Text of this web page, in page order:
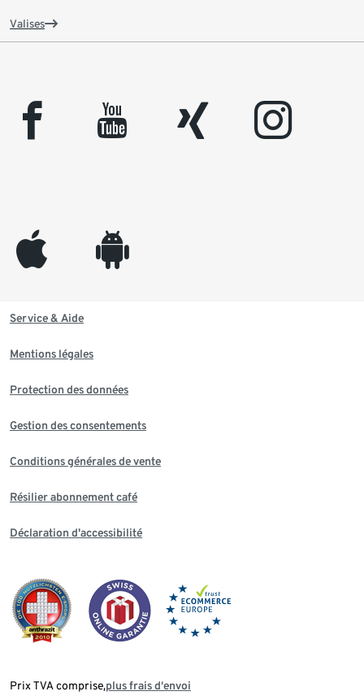
Valises
facebook youtube xing instagram
appleinc android
Service & Aide
Mentions légales
Protection des données
Gestion des consentements
Conditions générales de vente
Résilier abonnement café
Déclaration d'accessibilité
Prix TVA comprise,plus frais d‘envoi